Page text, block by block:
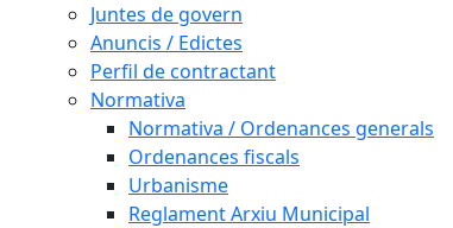
Juntes de govern
Anuncis / Edictes
Perfil de contractant
Normativa
Normativa / Ordenances generals
Ordenances fiscals
Urbanisme
Reglament Arxiu Municipal